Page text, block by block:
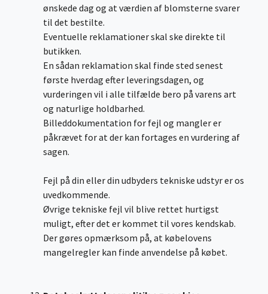
ønskede dag og at værdien af blomsterne svarer
til det bestilte.
Eventuelle reklamationer skal ske direkte til
butikken.
En sådan reklamation skal finde sted senest
første hverdag efter leveringsdagen, og
vurderingen vil i alle tilfælde bero på varens art
og naturlige holdbarhed.
Billeddokumentation for fejl og mangler er
påkrævet for at der kan fortages en vurdering af
sagen.
Fejl på din eller din udbyders tekniske udstyr er os
uvedkommende.
Øvrige tekniske fejl vil blive rettet hurtigst
muligt, efter det er kommet til vores kendskab.
Der gøres opmærksom på, at købelovens
mangelregler kan finde anvendelse på købet.